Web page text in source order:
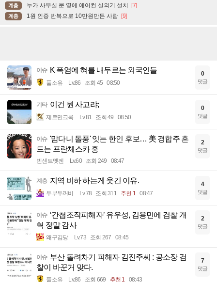
계층 누가 사무실 문 옆에 에어컨 실외기 설치 [7]
계층 1원 인증 반복으로 10만원만든 사람 [9]
이슈 K 폭염에 혀를 내두르는 외국인들
풀소유 Lv.86 조회 45 08:50
0
댓글
기타 이건 뭔 사고랴;
제르만크록 Lv.81 조회 49 08:50
0
댓글
이슈 '맘다니 돌풍' 잇는 한인 후보… 美 경합주 흔
드는 프란체스카 홍
빈센트멧젠 Lv.60 조회 249 08:47
2
댓글
계층 지역 비하 하는게 웃긴 이유.
두부두꺼비 Lv.78 조회 311 추천 1 08:47
4
댓글
이슈 ‘간첩조작피해자’ 유우성, 김용민에 검찰 개
혁 정말 감사
왜구김당 Lv.73 조회 267 08:45
2
댓글
이슈 부산 돌려차기 피해자 김진주씨 : 공소장 검
찰이 바꾼거 맞다.
풀소유 Lv.86 조회 669 추천 1 08:43
7
댓글